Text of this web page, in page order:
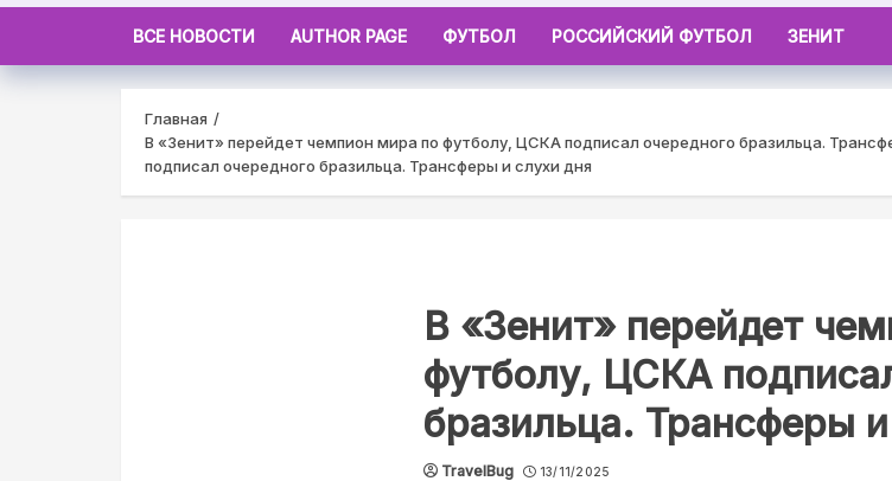
ВСЕ НОВОСТИ AUTHOR PAGE ФУТБОЛ РОССИЙСКИЙ ФУТБОЛ ЗЕНИТ
Главная
В «Зенит» перейдет чемпион мира по футболу, ЦСКА подписал очередного бразильца.
подписал очередного бразильца. Трансферы и слухи дня
В «Зенит» перейдет
футболу, ЦСКА
бразильца. Трансферы
TravelBug 13/11/2025